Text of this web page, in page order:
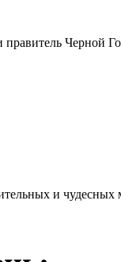
Черной
и